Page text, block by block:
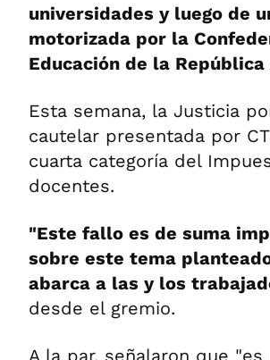
universidades y luego de
motorizada por la
Educación de la República
Esta semana, la Justicia
cautelar presentada por
cuarta categoría del
docentes.
"Este fallo es de suma
sobre este tema
abarca a las y los
desde el gremio.
A la par, señalaron que